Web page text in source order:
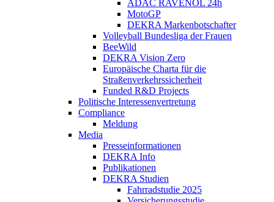
ADAC RAVENOL 24h
MotoGP
DEKRA Markenbotschafter
Volleyball Bundesliga der Frauen
BeeWild
DEKRA Vision Zero
Europäische Charta für die
Straßenverkehrssicherheit
Funded R&D Projects
Politische Interessenvertretung
Compliance
Meldung
Media
Presseinformationen
DEKRA Info
Publikationen
DEKRA Studien
Fahrradstudie 2025